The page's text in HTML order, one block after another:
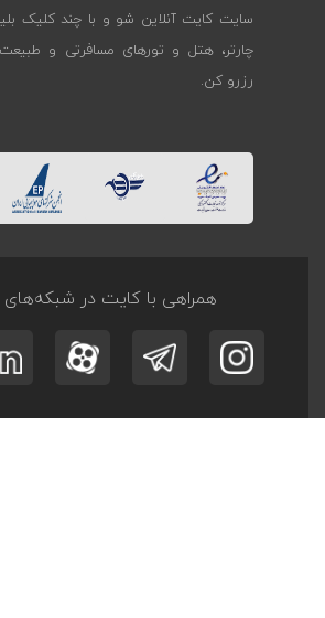
سایت کایت آنلاین شو و با چند کلیک
چارتر، هتل و تورهای مسافرتی و
رزرو کن.
همراهی با کایت در شبکه‌های